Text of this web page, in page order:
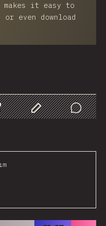
makes it easy to
even download
Customize Data
Comments